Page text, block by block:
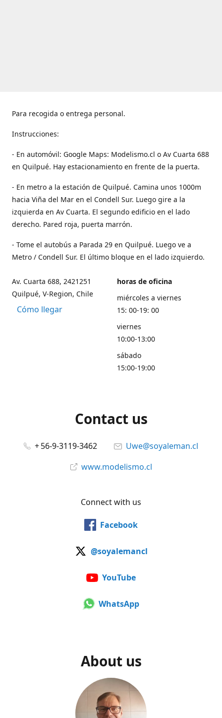
Para recogida o entrega personal.
Instrucciones:
- En automóvil: Google Maps: Modelismo.cl o Av Cuarta 688
en Quilpué. Hay estacionamiento en frente de la puerta.
- En metro a la estación de Quilpué. Camina unos 1000m
hacia Viña del Mar en el Condell Sur. Luego gire a la
izquierda en Av Cuarta. El segundo edificio en el lado
derecho. Pared roja, puerta marrón.
- Tome el autobús a Parada 29 en Quilpué. Luego ve a
Metro / Condell Sur. El último bloque en el lado izquierdo.
Av. Cuarta 688, 2421251
Quilpué, V-Region, Chile
Cómo llegar
horas de oficina
miércoles a viernes
15: 00-19: 00
viernes
10:00-13:00
sábado
15:00-19:00
Contact us
+ 56-9-3119-3462
Uwe@soyaleman.cl
www.modelismo.cl
Connect with us
Facebook
@soyalemancl
YouTube
WhatsApp
About us